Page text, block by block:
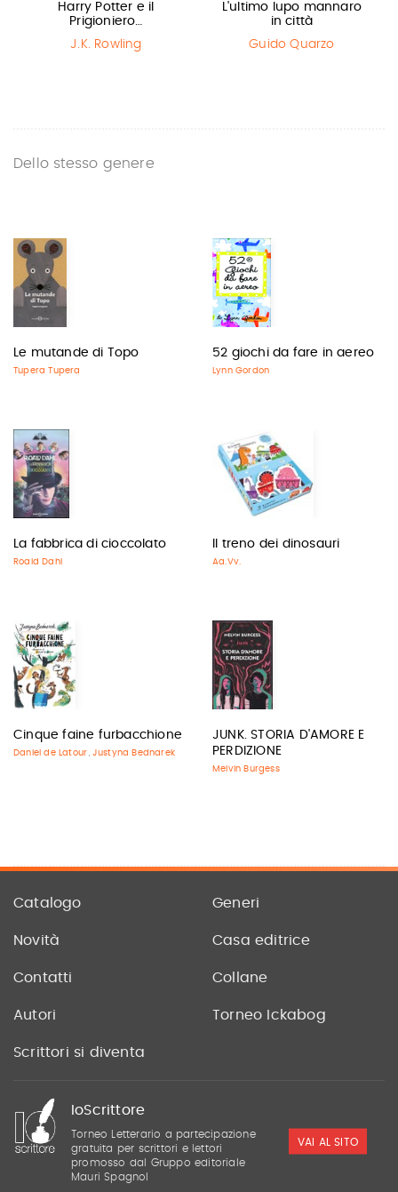
Harry Potter e il
Prigioniero…
J.K. Rowling
L'ultimo lupo mannaro
in città
Guido Quarzo
Dello stesso genere
Le mutande di Topo
Tupera Tupera
52 giochi da fare in aereo
Lynn Gordon
La fabbrica di cioccolato
Roald Dahl
Il treno dei dinosauri
Aa.Vv.
Cinque faine furbacchione
Daniel de Latour , Justyna Bednarek
JUNK. STORIA D'AMORE E
PERDIZIONE
Melvin Burgess
Catalogo Generi
Novità Casa editrice
Contatti Collane
Autori Torneo Ickabog
Scrittori si diventa
IoScrittore
Torneo Letterario a partecipazione
gratuita per scrittori e lettori
promosso dal Gruppo editoriale
Mauri Spagnol
VAI AL SITO